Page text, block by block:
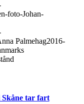
foto-Johan-
Palmehag2016-
tar fart